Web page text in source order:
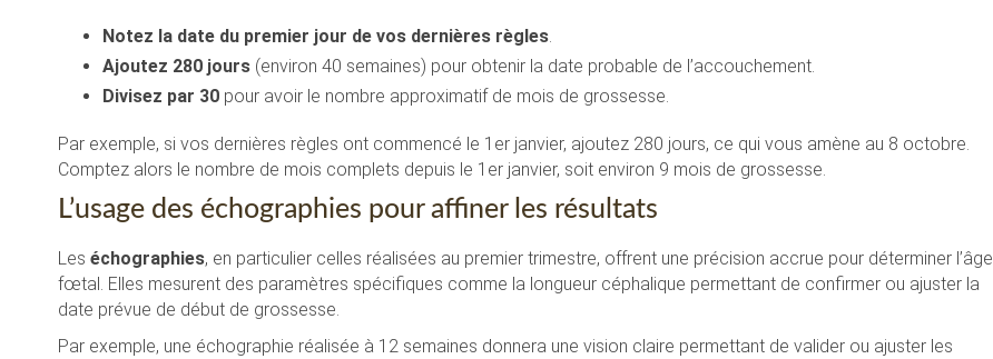
Notez la date du premier jour de vos dernières règles
Ajoutez 280 jours (environ 40 semaines) pour obtenir la date probable de l’accouchement.
Divisez par 30 pour avoir le nombre approximatif de mois de grossesse.
Par exemple, si vos dernières règles ont commencé le 1er janvier, ajoutez 280 jours, ce qui vous amène au 8 octobre.
Comptez alors le nombre de mois complets depuis le 1er janvier, soit environ 9 mois de grossesse.
L’usage des échographies pour affiner les résultats
Les échographies, en particulier celles réalisées au premier trimestre, offrent une précision accrue pour déterminer l’âge
fœtal. Elles mesurent des paramètres spécifiques comme la longueur céphalique permettant de confirmer ou ajuster la
date prévue de début de grossesse.
Par exemple, une échographie réalisée à 12 semaines donnera une vision claire permettant de valider ou ajuster les